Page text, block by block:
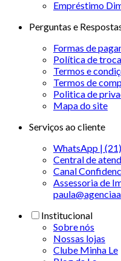
Empréstimo
Perguntas e
Formas de
Política de
Termos e
Termos de
Politica de
Mapa do site
Serviços ao cliente
WhatsApp |
Central de
Canal
Assessoria de
Institucional
Sobre nós
Nossas lojas
Clube Minha Le